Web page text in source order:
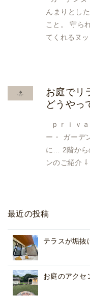
んまりとし
こと。 守ら
てくれるヌ
お庭でリ
どうやっ
ｐｒｉｖ
ー・ ガーデ
に… 2階から
ンのご紹介
最近の投稿
テラスが垢抜
お庭のアクセ